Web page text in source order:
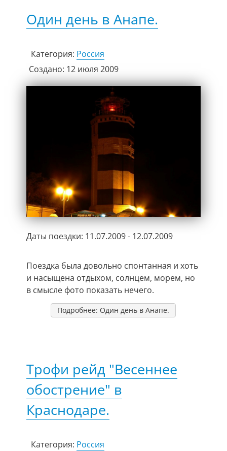
Один день в Анапе.
Категория: Россия
Создано: 12 июля 2009
Даты поездки: 11.07.2009 - 12.07.2009
Поездка была довольно спонтанная и хоть
и насыщена отдыхом, солнцем, морем, но
в смысле фото показать нечего.
Подробнее: Один день в Анапе.
Трофи рейд "Весеннее
обострение" в
Краснодаре.
Категория: Россия